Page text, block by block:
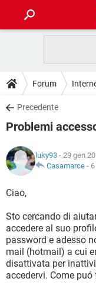
INTRATTENIMENTO
iOS
INSTAGRAM
TIKTOK
HARDWARE
GUIDE
COVID-19
INSTAGRAM
TIKTOK
HARDWARE
DOWNLOAD
COVID-19
INTRATTENIMENTO
iOS
INSTAGRAM
HARDWARE
COVID-19
INTRATTENIMENTO
iOS
INSTAGRAM
TIKTOK
HARDWARE
GLOSSARIO
COVID-19
iOS
INSTAGRAM
TIKTOK
Forum
Precedente
Problemi
luky93 - 29 gen
Casamarce -
Ciao,
Sto cercando di
accedere al suo
password e adesso
mail (hotmail) a cui
disattivata per
accedervi. Come